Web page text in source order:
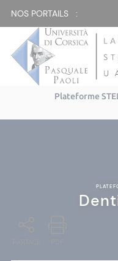
NOS PORTAILS :
Plateforme